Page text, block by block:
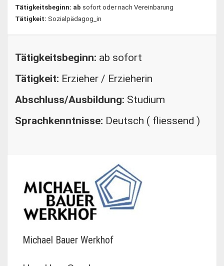
Tätigkeitsbeginn: ab sofort oder nach Vereinbarung
Tätigkeit: Sozialpädagog_in
Tätigkeitsbeginn: ab sofort
Tätigkeit: Erzieher / Erzieherin
Abschluss/Ausbildung: Studium
Sprachkenntnisse: Deutsch ( fliessend )
Michael Bauer Werkhof